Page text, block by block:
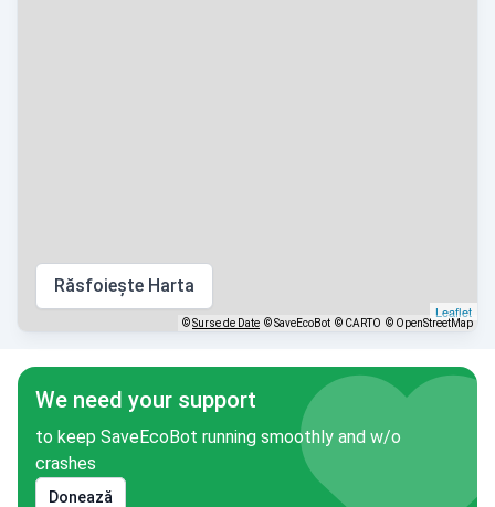
Leaflet
Răsfoiește Harta
©Surse de Date © SaveEcoBot © CARTO © OpenStreetMap
We need your support
to keep SaveEcoBot running smoothly and w/o
crashes
Donează